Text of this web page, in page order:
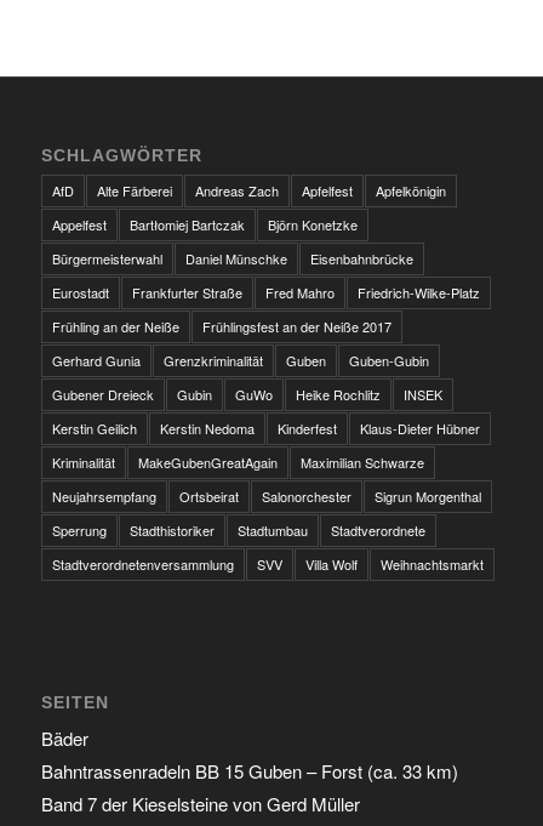
SCHLAGWÖRTER
AfD
Alte Färberei Andreas Zach Apfelfest
Apfelkönigin
Appelfest
Bartłomiej Bartczak
Björn Konetzke
Bürgermeisterwahl
Daniel Münschke
Eisenbahnbrücke
Eurostadt
Frankfurter Straße Fred Mahro
Friedrich-Wilke-Platz
Frühling an der Neiße
Frühlingsfest an der Neiße 2017
Gerhard Gunia
Grenzkriminalität Guben
Guben-Gubin
Gubener Dreieck
Gubin GuWo Heike Rochlitz
INSEK
Kerstin Geilich
Kerstin Nedoma Kinderfest
Klaus-Dieter Hübner
Kriminalität
MakeGubenGreatAgain
Maximilian Schwarze
Neujahrsempfang
Ortsbeirat Salonorchester
Sigrun Morgenthal
Sperrung
Stadthistoriker Stadtumbau
Stadtverordnete
Stadtverordnetenversammlung
SVV Villa Wolf Weihnachtsmarkt
SEITEN
Bäder
Bahntrassenradeln BB 15 Guben – Forst (ca. 33 km)
Band 7 der Kieselsteine von Gerd Müller